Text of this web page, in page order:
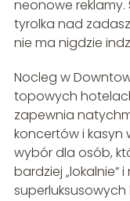
neonowe reklamy.
tyrolka nad
nie ma nigdzie
Nocleg w
topowych
zapewnia
koncertów i kasyn
wybór dla osób,
bardziej „lokalnie”
superluksusowych